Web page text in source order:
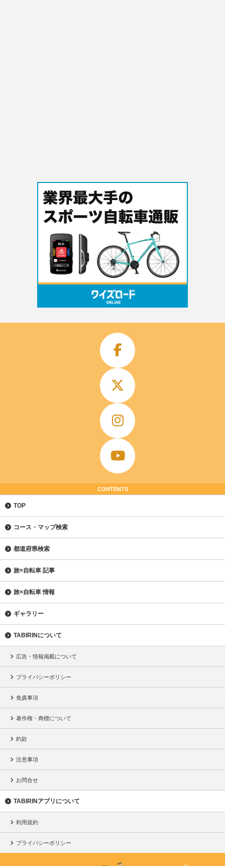
CONTENTS
TOP
コース・マップ検索
都道府県検索
旅×自転車 記事
旅×自転車 情報
ギャラリー
TABIRINについて
広告・情報掲載について
プライバシーポリシー
免責事項
著作権・商標について
約款
注意事項
お問合せ
TABIRINアプリについて
利用規約
プライバシーポリシー